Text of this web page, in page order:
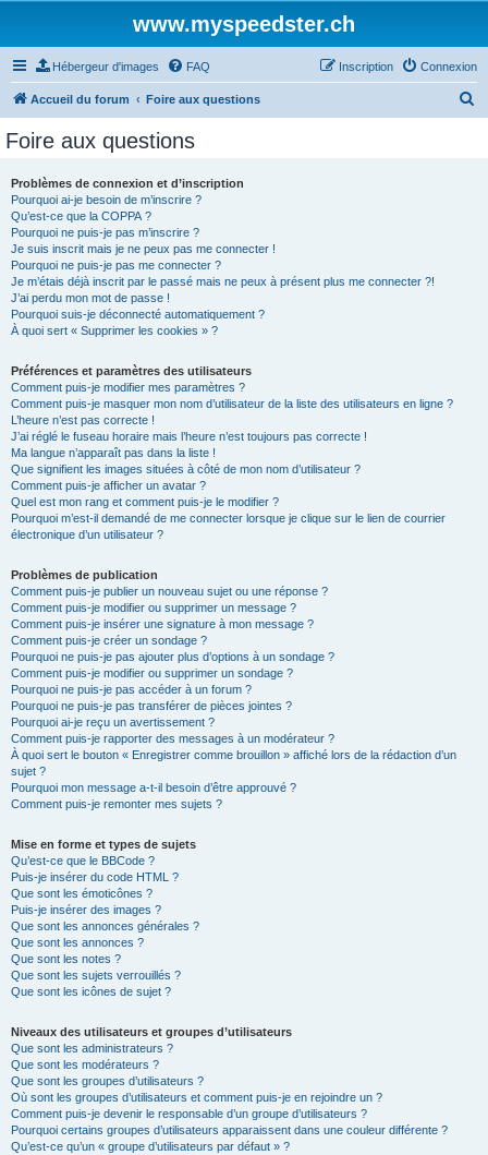
www.myspeedster.ch
Hébergeur d'images FAQ Connexion
Inscription
Accueil du forum Foire aux questions
Foire aux questions
Problèmes de connexion et d’inscription
Pourquoi ai-je besoin de m’inscrire ?
Qu’est-ce que la COPPA ?
Pourquoi ne puis-je pas m’inscrire ?
Je suis inscrit mais je ne peux pas me connecter !
Pourquoi ne puis-je pas me connecter ?
Je m’étais déjà inscrit par le passé mais ne peux à présent plus me connecter ?!
J’ai perdu mon mot de passe !
Pourquoi suis-je déconnecté automatiquement ?
À quoi sert « Supprimer les cookies » ?
Préférences et paramètres des utilisateurs
Comment puis-je modifier mes paramètres ?
Comment puis-je masquer mon nom d’utilisateur de la liste des utilisateurs en ligne ?
L’heure n’est pas correcte !
J’ai réglé le fuseau horaire mais l’heure n’est toujours pas correcte !
Ma langue n’apparaît pas dans la liste !
Que signifient les images situées à côté de mon nom d’utilisateur ?
Comment puis-je afficher un avatar ?
Quel est mon rang et comment puis-je le modifier ?
Pourquoi m’est-il demandé de me connecter lorsque je clique sur le lien de courrier
électronique d’un utilisateur ?
Problèmes de publication
Comment puis-je publier un nouveau sujet ou une réponse ?
Comment puis-je modifier ou supprimer un message ?
Comment puis-je insérer une signature à mon message ?
Comment puis-je créer un sondage ?
Pourquoi ne puis-je pas ajouter plus d’options à un sondage ?
Comment puis-je modifier ou supprimer un sondage ?
Pourquoi ne puis-je pas accéder à un forum ?
Pourquoi ne puis-je pas transférer de pièces jointes ?
Pourquoi ai-je reçu un avertissement ?
Comment puis-je rapporter des messages à un modérateur ?
À quoi sert le bouton « Enregistrer comme brouillon » affiché lors de la rédaction d’un
sujet ?
Pourquoi mon message a-t-il besoin d’être approuvé ?
Comment puis-je remonter mes sujets ?
Mise en forme et types de sujets
Qu’est-ce que le BBCode ?
Puis-je insérer du code HTML ?
Que sont les émoticônes ?
Puis-je insérer des images ?
Que sont les annonces générales ?
Que sont les annonces ?
Que sont les notes ?
Que sont les sujets verrouillés ?
Que sont les icônes de sujet ?
Niveaux des utilisateurs et groupes d’utilisateurs
Que sont les administrateurs ?
Que sont les modérateurs ?
Que sont les groupes d’utilisateurs ?
Où sont les groupes d’utilisateurs et comment puis-je en rejoindre un ?
Comment puis-je devenir le responsable d’un groupe d’utilisateurs ?
Pourquoi certains groupes d’utilisateurs apparaissent dans une couleur différente ?
Qu’est-ce qu’un « groupe d’utilisateurs par défaut » ?